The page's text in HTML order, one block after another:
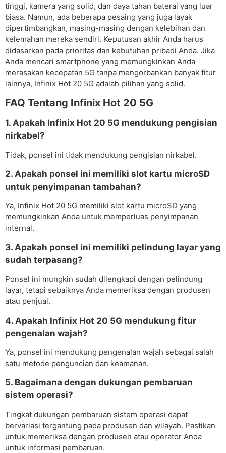
tinggi, kamera yang solid, dan daya tahan baterai yang luar
biasa. Namun, ada beberapa pesaing yang juga layak
dipertimbangkan, masing-masing dengan kelebihan dan
kelemahan mereka sendiri. Keputusan akhir Anda harus
didasarkan pada prioritas dan kebutuhan pribadi Anda. Jika
Anda mencari smartphone yang memungkinkan Anda
merasakan kecepatan 5G tanpa mengorbankan banyak fitur
lainnya, Infinix Hot 20 5G adalah pilihan yang solid.
FAQ Tentang Infinix Hot 20 5G
1. Apakah Infinix Hot 20 5G mendukung pengisian
nirkabel?
Tidak, ponsel ini tidak mendukung pengisian nirkabel.
2. Apakah ponsel ini memiliki slot kartu microSD
untuk penyimpanan tambahan?
Ya, Infinix Hot 20 5G memiliki slot kartu microSD yang
memungkinkan Anda untuk memperluas penyimpanan
internal.
3. Apakah ponsel ini memiliki pelindung layar yang
sudah terpasang?
Ponsel ini mungkin sudah dilengkapi dengan pelindung
layar, tetapi sebaiknya Anda memeriksa dengan produsen
atau penjual.
4. Apakah Infinix Hot 20 5G mendukung fitur
pengenalan wajah?
Ya, ponsel ini mendukung pengenalan wajah sebagai salah
satu metode penguncian dan keamanan.
5. Bagaimana dengan dukungan pembaruan
sistem operasi?
Tingkat dukungan pembaruan sistem operasi dapat
bervariasi tergantung pada produsen dan wilayah. Pastikan
untuk memeriksa dengan produsen atau operator Anda
untuk informasi pembaruan.